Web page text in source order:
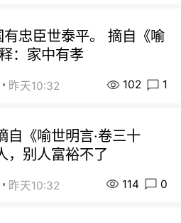
忠臣世泰平。 摘自《喻
：家中有孝
昨天10:32 102 1
自《喻世明言·卷三十
，别人富裕不了
昨天10:32 114 0